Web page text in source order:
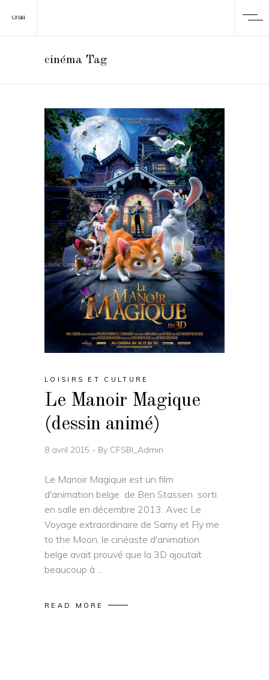
cinéma Tag
LOISIRS ET CULTURE
Le Manoir Magique
(dessin animé)
8 avril 2015 By CFSBI_Admin
Le Manoir Magique est un film
d'animation belge de Ben Stassen sorti
en salle en décembre 2013. Avec Le
Voyage extraordinaire de Samy et Fly me
to the Moon, le cinéaste d'animation
belge avait prouvé que la 3D ajoutait
beaucoup à
READ MORE